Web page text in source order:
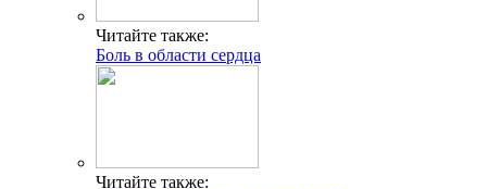
Читайте также:
Боль в области сердца
Читайте также: